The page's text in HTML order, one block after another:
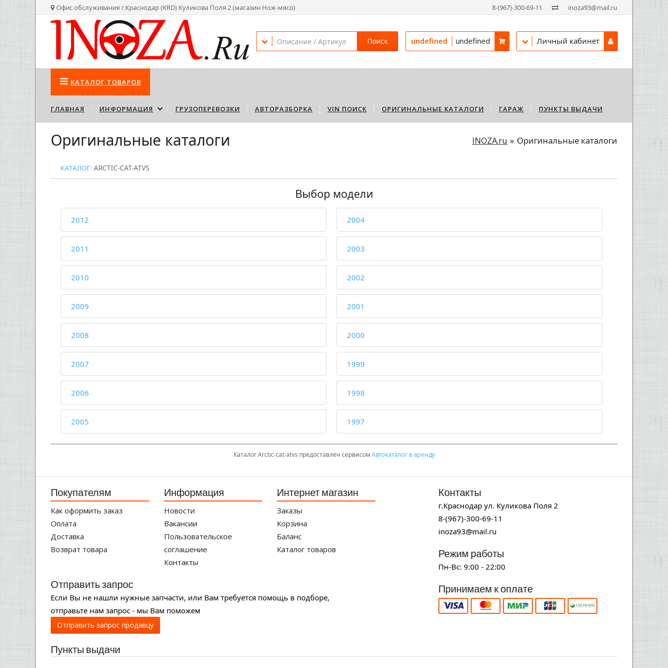
Офис обслуживания г.Краснодар (KRD) Куликова Поля 2 (магазин Нож-мясо) 8-(967)-300-69-11 inoza93@mail.ru
Поиск undefined undefined Личный кабинет
КАТАЛОГ ТОВАРОВ
ГЛАВНАЯ ИНФОРМАЦИЯ ГРУЗОПЕРЕВОЗКИ АВТОРАЗБОРКА VIN ПОИСК ОРИГИНАЛЬНЫЕ КАТАЛОГИ ГАРАЖ ПУНКТЫ ВЫДАЧИ
Оригинальные каталоги INOZA.ru Оригинальные каталоги
КАТАЛОГ: ARCTIC-CAT-ATVS
Выбор модели
2012
2011
2010
2009
2008
2007
2006
2005
2004
2003
2002
2001
2000
1999
1998
1997
Каталог Arctic-cat-atvs предоставлен сервисом Автокаталог в аренду
Покупателям
Как оформить заказ
Оплата
Доставка
Возврат товара
Информация
Новости
Вакансии
Пользовательское
соглашение
Контакты
Интернет магазин
Заказы
Корзина
Баланс
Каталог товаров
Отправить запрос
Если Вы не нашли нужные запчасти, или Вам требуется помощь в подборе,
отправьте нам запрос - мы Вам поможем
Отправить запрос продавцу
Контакты
г.Краснодар ул. Куликова Поля 2
8-(967)-300-69-11
inoza93@mail.ru
Режим работы
Пн-Вс: 9:00 - 22:00
Принимаем к оплате
Пункты выдачи